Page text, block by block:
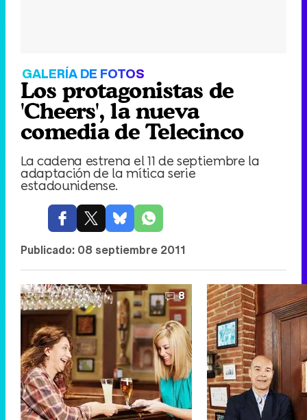
GALERÍA DE FOTOS
Los protagonistas de
'Cheers', la nueva
comedia de Telecinco
La cadena estrena el 11 de septiembre la
adaptación de la mítica serie
estadounidense.
Publicado: 08 septiembre 2011
8